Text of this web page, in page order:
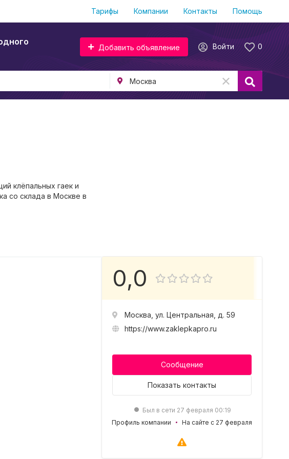
Тарифы Компании Контакты Помощь
0
Войти
Добавить объявление
клёпальных гаек и
со склада в Москве в
0,0
Москва, ул. Центральная, д. 59
https://www.zaklepkapro.ru
Сообщение
Показать контакты
Был в сети 27 февраля 00:19
Профиль компании
На сайте с 27 февраля